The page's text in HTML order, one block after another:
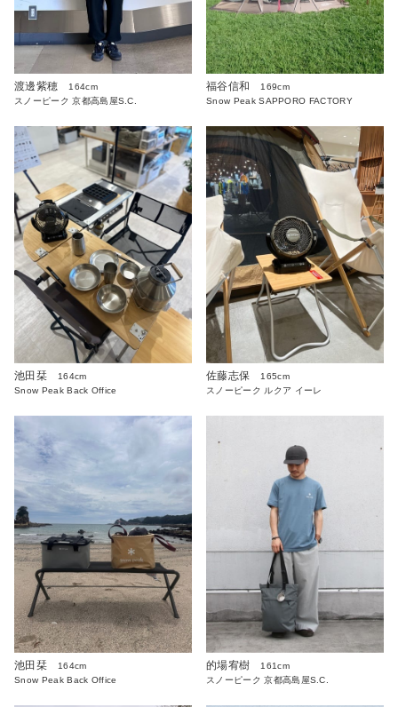
渡邊紫穂
164cm
スノーピーク 京都高島屋S.C.
福谷信和
169cm
Snow Peak SAPPORO FACTORY
池田栞
164cm
Snow Peak Back Office
佐藤志保
165cm
スノーピーク ルクア イーレ
池田栞
164cm
Snow Peak Back Office
的場宥樹
161cm
スノーピーク 京都高島屋S.C.